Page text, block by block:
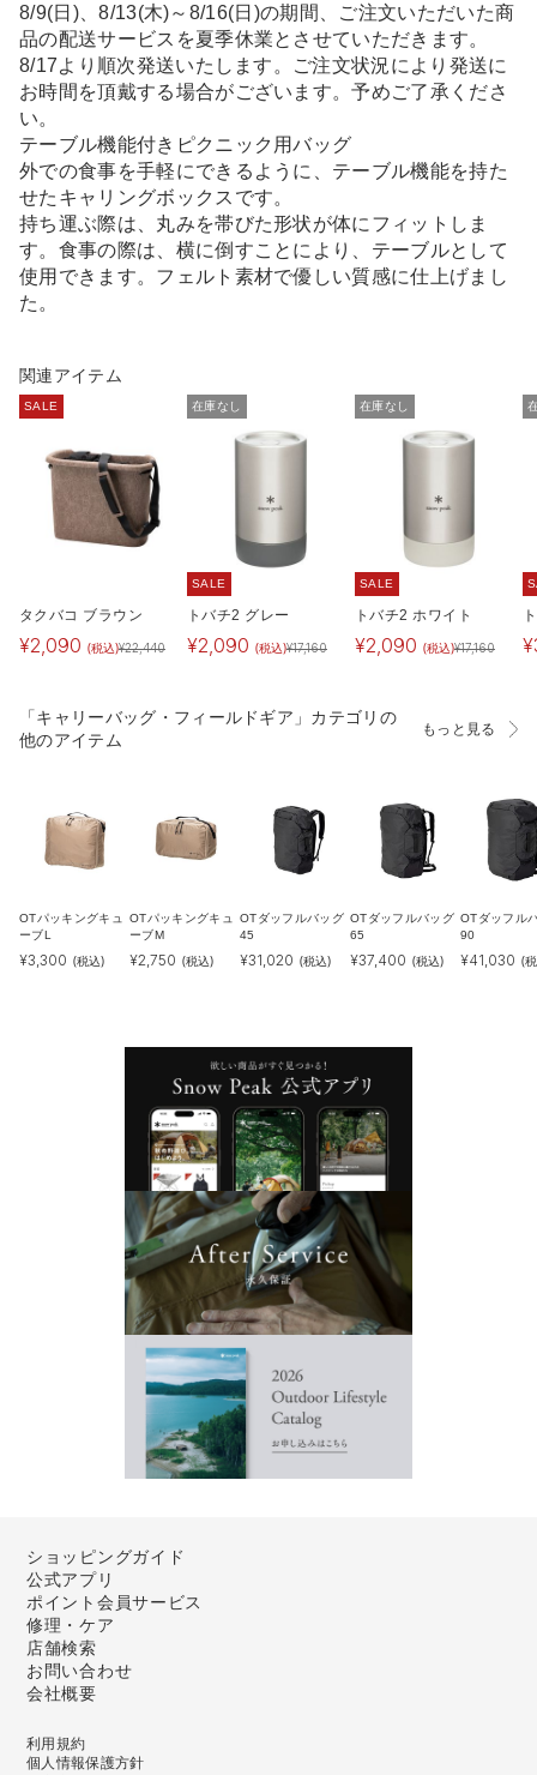
8/9(日)、8/13(木)～8/16(日)の期間、ご注文いただいた商
品の配送サービスを夏季休業とさせていただきます。
8/17より順次発送いたします。ご注文状況により発送に
お時間を頂戴する場合がございます。予めご了承くださ
い。
テーブル機能付きピクニック用バッグ
外での食事を手軽にできるように、テーブル機能を持た
せたキャリングボックスです。
持ち運ぶ際は、丸みを帯びた形状が体にフィットしま
す。食事の際は、横に倒すことにより、テーブルとして
使用できます。フェルト素材で優しい質感に仕上げまし
た。
関連アイテム
SALE
タクバコ ブラウン
¥2,090 (税込)¥22,440
在庫なし
SALE
トバチ2 グレー
¥2,090 (税込)¥17,160
在庫なし
SALE
トバチ2 ホワイト
¥2,090 (税込)¥17,160 ¥
「キャリーバッグ・フィールドギア」カテゴリの
他のアイテム
もっと見る
OTパッキングキュ
ーブL
¥3,300 (税込)
OTパッキングキュ
ーブM
¥2,750 (税込)
OTダッフルバッグ
45
¥31,020 (税込)
OTダッフルバッグ
65
¥37,400 (税込)
OTダッフル
90
¥41,030 (
ショッピングガイド
公式アプリ
ポイント会員サービス
修理・ケア
店舗検索
お問い合わせ
会社概要
利用規約
個人情報保護方針